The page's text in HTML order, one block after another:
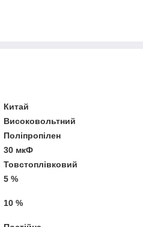
Китай
Високовольтний
Поліпропілен
30 мкФ
Товстоплівковий
5 %
10 %